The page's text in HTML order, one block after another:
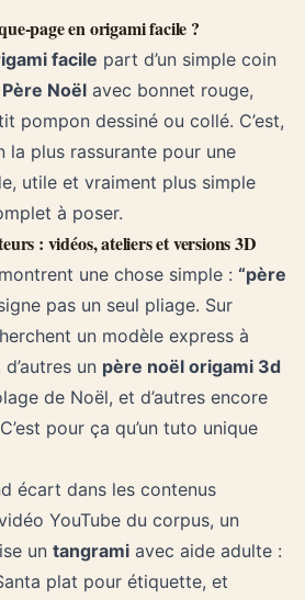
page en origami facile ?
facile part d’un simple coin
Père Noël avec bonnet rouge,
pompon dessiné ou collé. C’est,
la plus rassurante pour une
utile et vraiment plus simple
à poser.
: vidéos, ateliers et versions 3D
une chose simple : “père
pas un seul pliage. Sur
un modèle express à
un père noël origami 3d
de Noël, et d’autres encore
pour ça qu’un tuto unique
écart dans les contenus
YouTube du corpus, un
un tangrami avec aide adulte :
plat pour étiquette, et